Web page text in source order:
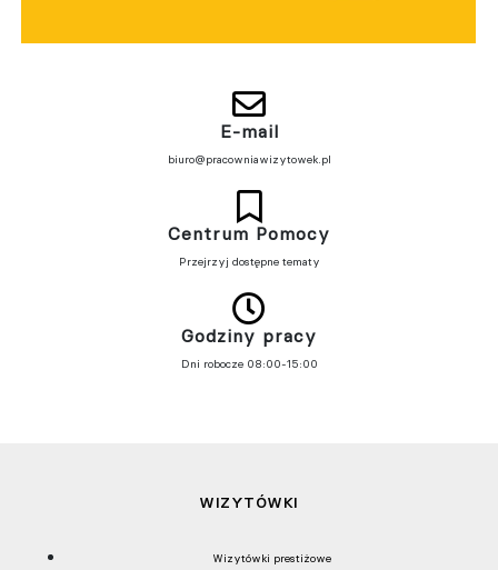
E-mail
biuro@pracowniawizytowek.pl
Centrum Pomocy
Przejrzyj dostępne tematy
Godziny pracy
Dni robocze 08:00-15:00
WIZYTÓWKI
Wizytówki prestiżowe